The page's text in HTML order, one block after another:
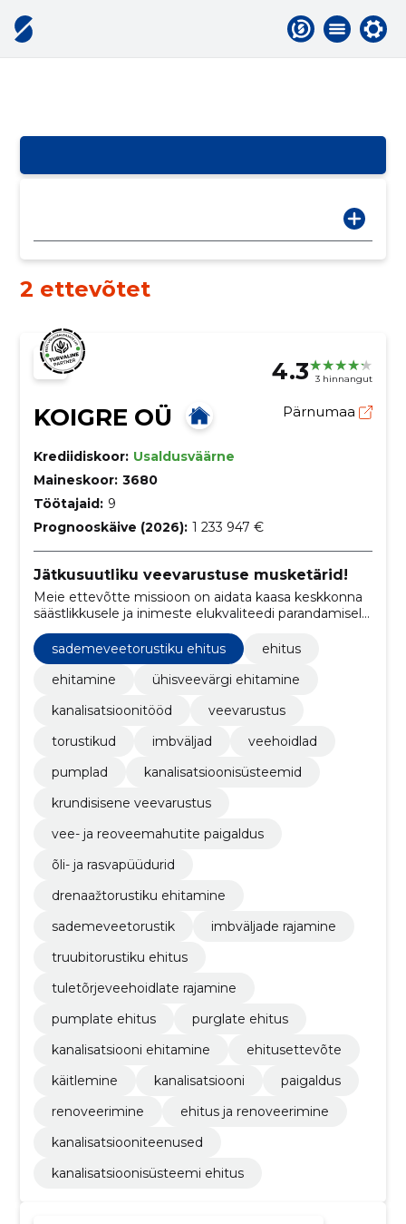
2 ettevõtet
4.3 3 hinnangut
KOIGRE OÜ Pärnumaa
Krediidiskoor: Usaldusväärne
Maineskoor: 3680
Töötajaid: 9
Prognooskäive (2026): 1 233 947 €
Jätkusuutliku veevarustuse musketärid!
Meie ettevõtte missioon on aidata kaasa keskkonna
säästlikkusele ja inimeste elukvaliteedi parandamisele,
pakkudes kvaliteetset ühisveevärgi ja kanalisatsiooni
ehitusteenust. Meie meeskond keskendub klientide
vajaduste täitmisele ja jätkusuutlikkusele.
sademeveetorustiku ehitus
ehitus
ehitamine
ühisveevärgi ehitamine
kanalisatsioonitööd
veevarustus
torustikud
imbväljad
veehoidlad
pumplad
kanalisatsioonisüsteemid
krundisisene veevarustus
vee- ja reoveemahutite paigaldus
õli- ja rasvapüüdurid
drenaažtorustiku ehitamine
sademeveetorustik
imbväljade rajamine
truubitorustiku ehitus
tuletõrjeveehoidlate rajamine
pumplate ehitus
purglate ehitus
kanalisatsiooni ehitamine
ehitusettevõte
käitlemine
kanalisatsiooni
paigaldus
renoveerimine
ehitus ja renoveerimine
kanalisatsiooniteenused
kanalisatsioonisüsteemi ehitus